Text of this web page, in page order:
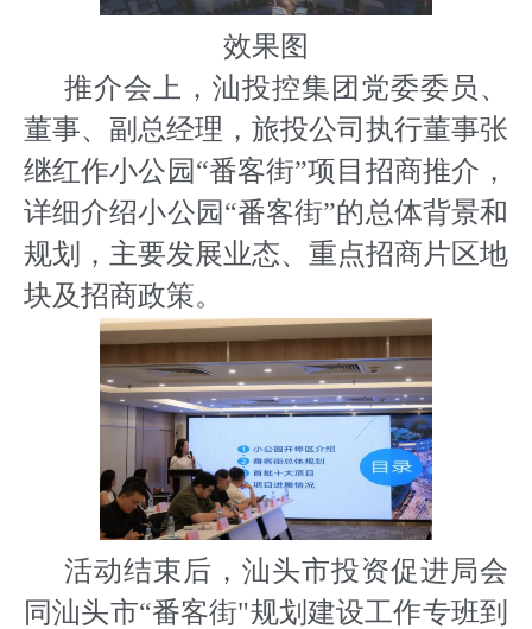
效果图
推介会上，汕投控集团党委委员、
董事、副总经理，旅投公司执行董事张
继红作小公园“番客街”项目招商推介，
详细介绍小公园“番客街”的总体背景和
规划，主要发展业态、重点招商片区地
块及招商政策。
活动结束后，汕头市投资促进局会
同汕头市“番客街"规划建设工作专班到